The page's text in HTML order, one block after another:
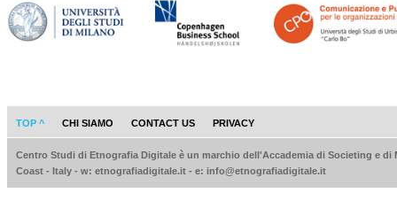
TOP ^ CHI SIAMO CONTACT US PRIVACY
Centro Studi di Etnografia Digitale è un marchio dell'Accademia di Societing e di
Coast - Italy - w: etnografiadigitale.it - e: info@etnografiadigitale.it